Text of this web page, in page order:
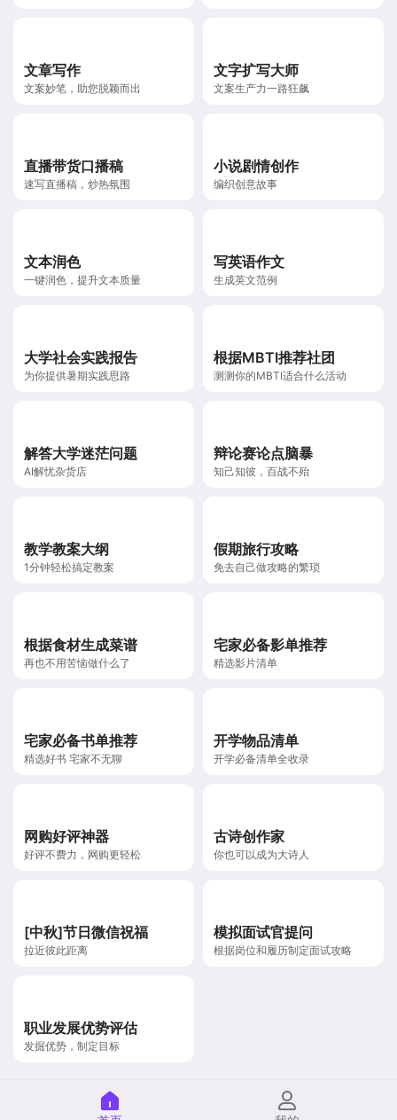
文章写作
文案妙笔，助您脱颖而出
文字扩写大师
文案生产力一路狂飙
直播带货口播稿
速写直播稿，炒热氛围
小说剧情创作
编织创意故事
文本润色
一键润色，提升文本质量
写英语作文
生成英文范例
大学社会实践报告
为你提供暑期实践思路
根据MBTI推荐社团
测测你的MBTI适合什么活动
解答大学迷茫问题
AI解忧杂货店
辩论赛论点脑暴
知己知彼，百战不殆
教学教案大纲
1分钟轻松搞定教案
假期旅行攻略
免去自己做攻略的繁琐
根据食材生成菜谱
再也不用苦恼做什么了
宅家必备影单推荐
精选影片清单
宅家必备书单推荐
精选好书 宅家不无聊
开学物品清单
开学必备清单全收录
网购好评神器
好评不费力，网购更轻松
古诗创作家
你也可以成为大诗人
[中秋]节日微信祝福
拉近彼此距离
模拟面试官提问
根据岗位和履历制定面试攻略
职业发展优势评估
发掘优势，制定目标